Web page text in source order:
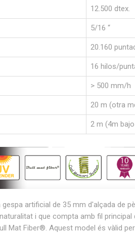
12.500 dtex.
5/16 “
20.160
16 hilos/
> 500 mm/h
20 m (otra
2 m (4m
gespa artificial de 35 mm d'alçada de
i que compta amb fil
Mat Fiber®. Aquest model és vàlid